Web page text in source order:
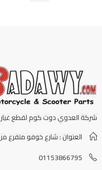
شركة العدوي دوت كوم لقطع غيار
العنوان : شارع خوفو متفرع
01153866795